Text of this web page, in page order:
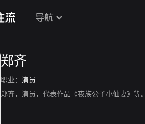
导航
郑齐
职业： 演员
郑齐，演员，代表作品《夜族公子小仙妻》等